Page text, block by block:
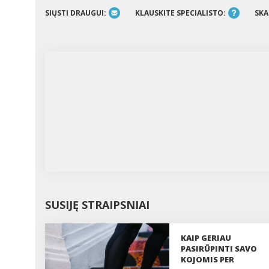
SIŲSTI DRAUGUI: KLAUSKITE SPECIALISTO:
SUSIJĘ STRAIPSNIAI
KAIP GERIAU
PASIRŪPINTI SAVO
KOJOMIS PER